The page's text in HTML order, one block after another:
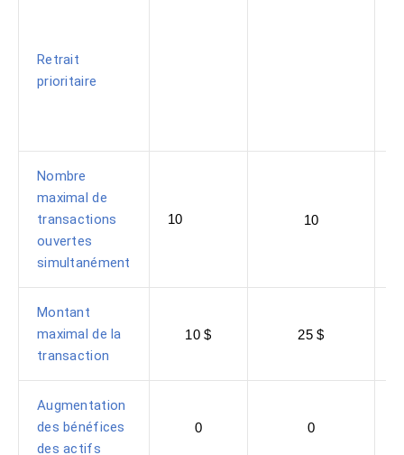
Retrait
prioritaire
Nombre
maximal de
transactions
ouvertes
simultanément
10 10
Montant
maximal de la
transaction
10 $ 25 $
Augmentation
des bénéfices
des actifs
0 0